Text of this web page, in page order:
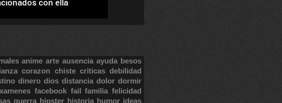
anime arte ausencia ayuda besos
corazon chiste criticas debilidad
dinero dios distancia dolor dormir
facebook fail familia felicidad
guerra hipster historia humor ideas